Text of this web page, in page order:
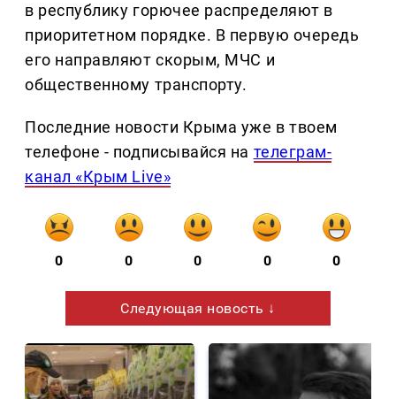
в республику горючее распределяют в
приоритетном порядке. В первую очередь
его направляют скорым, МЧС и
общественному транспорту.
Последние новости Крыма уже в твоем
телефоне - подписывайся на телеграм-
канал «Крым Live»
0 0 0 0 0
Следующая новость ↓